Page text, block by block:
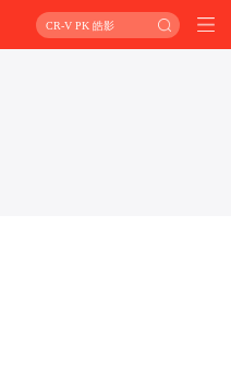
CR-V PK 皓影